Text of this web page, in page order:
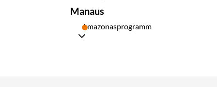
Manaus
Amazonasprogramm